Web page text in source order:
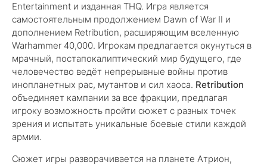
Entertainment и изданная THQ. Игра является
самостоятельным продолжением Dawn of War II и
дополнением Retribution, расширяющим вселенную
Warhammer 40,000. Игрокам предлагается окунуться в
мрачный, постапокалиптический мир будущего, где
человечество ведёт непрерывные войны против
инопланетных рас, мутантов и сил хаоса. Retribution
объединяет кампании за все фракции, предлагая
игроку возможность пройти сюжет с разных точек
зрения и испытать уникальные боевые стили каждой
армии.
Сюжет игры разворачивается на планете Атрион,